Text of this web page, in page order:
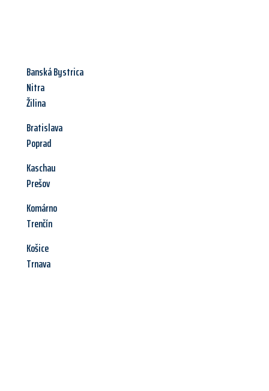
Banská Bystrica
Nitra
Žilina
Bratislava
Poprad
Kaschau
Prešov
Komárno
Trenčín
Košice
Trnava